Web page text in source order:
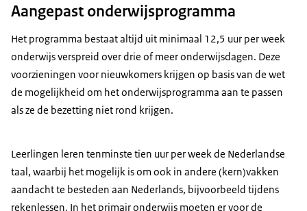
Aangepast onderwijsprogramma
Het programma bestaat altijd uit minimaal 12,5 uur per week
onderwijs verspreid over drie of meer onderwijsdagen. Deze
voorzieningen voor nieuwkomers krijgen op basis van de wet
de mogelijkheid om het onderwijsprogramma aan te passen
als ze de bezetting niet rond krijgen.
Leerlingen leren tenminste tien uur per week de Nederlandse
taal, waarbij het mogelijk is om ook in andere (kern)vakken
aandacht te besteden aan Nederlands, bijvoorbeeld tijdens
rekenlessen. In het primair onderwijs moeten er voor de